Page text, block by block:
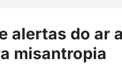
alertas do ar
misantropia